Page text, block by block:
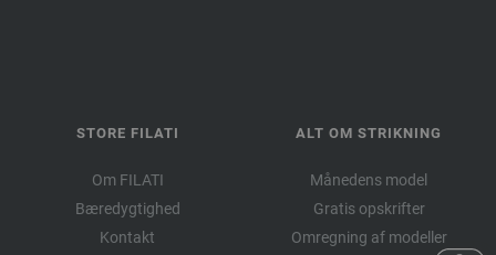
STORE FILATI
Om FILATI
Bæredygtighed
Kontakt
ALT OM STRIKNING
Månedens model
Gratis opskrifter
Omregning af modeller